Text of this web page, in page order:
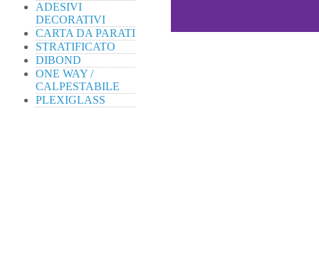
ADESIVI
DECORATIVI
CARTA DA PARATI
STRATIFICATO
DIBOND
ONE WAY /
CALPESTABILE
PLEXIGLASS